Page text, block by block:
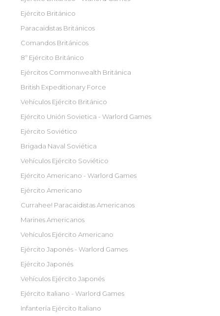
Ejército Británico
Paracaidistas Británicos
Comandos Británicos
8º Ejército Británico
Ejércitos Commonwealth Británica
British Expeditionary Force
Vehículos Ejército Británico
Ejército Unión Sovietica - Warlord Games
Ejército Soviético
Brigada Naval Soviética
Vehículos Ejército Soviético
Ejército Americano - Warlord Games
Ejército Americano
Currahee! Paracaidistas Americanos
Marines Americanos
Vehículos Ejército Americano
Ejército Japonés - Warlord Games
Ejército Japonés
Vehículos Ejército Japonés
Ejército Italiano - Warlord Games
Infantería Ejército Italiano